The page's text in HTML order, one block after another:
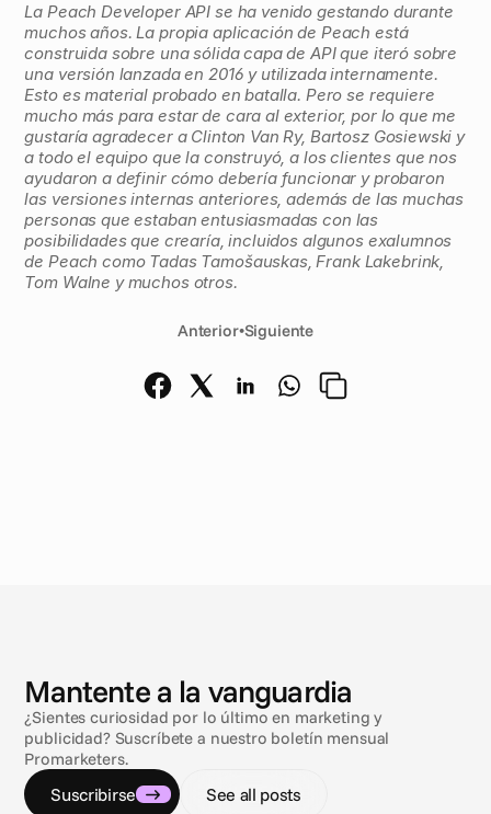
La Peach Developer API se ha venido gestando durante
muchos años. La propia aplicación de Peach está
construida sobre una sólida capa de API que iteró sobre
una versión lanzada en 2016 y utilizada internamente.
Esto es material probado en batalla. Pero se requiere
mucho más para estar de cara al exterior, por lo que me
gustaría agradecer a Clinton Van Ry, Bartosz Gosiewski y
a todo el equipo que la construyó, a los clientes que nos
ayudaron a definir cómo debería funcionar y probaron
las versiones internas anteriores, además de las muchas
personas que estaban entusiasmadas con las
posibilidades que crearía, incluidos algunos exalumnos
de Peach como Tadas Tamošauskas, Frank Lakebrink,
Tom Walne y muchos otros.
Anterior•Siguiente
N ci
Mantente a la vanguardia
¿Sientes curiosidad por lo último en marketing y
publicidad? Suscríbete a nuestro boletín mensual
Promarketers.
Suscribirse See all posts